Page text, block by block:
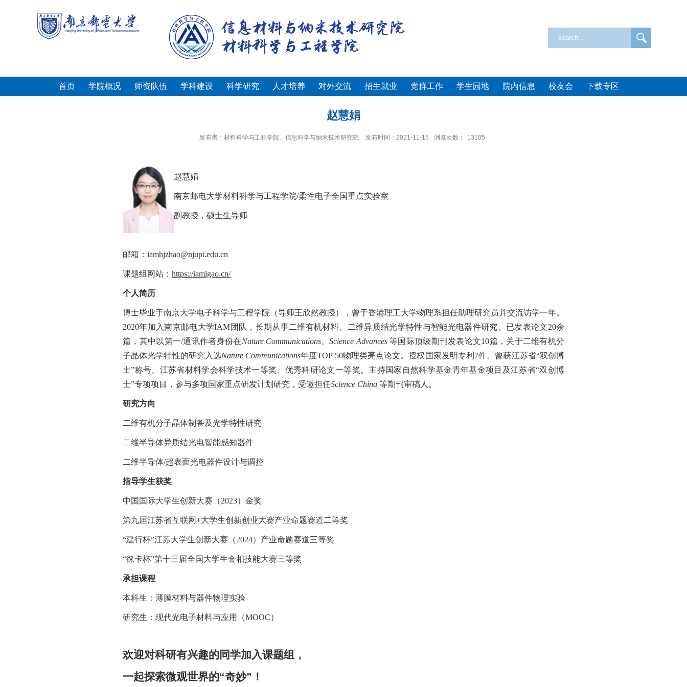
首页 学院概况 师资队伍 学科建设 科学研究 人才培养 对外交流 招生就业 党群工作 学生园地 院内信息 校友会 下载专区
赵慧娟
发布者：材料科学与工程学院、信息科学与纳米技术研究院 发布时间：2021-11-15 浏览次数： 13105
赵慧娟
南京邮电大学材料科学与工程学院/柔性电子全国重点实验室
副教授，硕士生导师
邮箱： iamhjzhao@njupt.edu.cn
课题组网站： https://iamlgao.cn/
个人简历
博士毕业于南京大学电子科学与工程学院（导师王欣然教授），曾于香港理工大学物理系担任助理研究员并交流访学一年。
2020年加入南京邮电大学IAM团队，长期从事二维有机材料、二维异质结光学特性与智能光电器件研究。已发表论文20余
篇，其中以第一/通讯作者身份在Nature Communications、Science Advances等国际顶级期刊发表论文10篇，关于二维有机分
子晶体光学特性的研究入选Nature Communications年度TOP 50物理类亮点论文。授权国家发明专利 7件。曾获江苏省“双创博
士”称号、江苏省材料学会科学技术一等奖、优秀科研论文一等奖。主持国家自然科学基金青年基金项目及江苏省“双创博
士”专项项目，参与多项国家重点研发计划研究，受邀担任Science China 等期刊审稿人。
研究方向
二维有机分子晶体制备及光学特性研究
二维半导体异质结光电智能感知器件
二维半导体/超表面光电器件设计与调控
指导学生获奖
中国国际大学生创新大赛（2023）金奖
第九届江苏省互联网+大学生创新创业大赛产业命题赛道二等奖
“建行杯”江苏大学生创新大赛（2024）产业命题赛道三等奖
“徕卡杯”第十三届全国大学生金相技能大赛三等奖
承担课程
本科生：薄膜材料与器件物理实验
研究生：现代光电子材料与应用（MOOC）
欢迎对科研有兴趣的同学加入课题组，
一起探索微观世界的“奇妙”！